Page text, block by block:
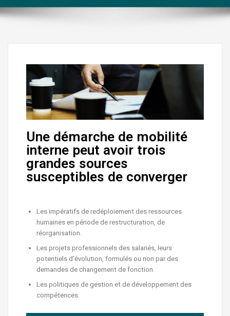
Une démarche de mobilité
interne peut avoir trois
grandes sources
susceptibles de converger
Les impératifs de redéploiement des ressources
humaines en période de restructuration, de
réorganisation.
Les projets professionnels des salariés, leurs
potentiels d’évolution, formulés ou non par des
demandes de changement de fonction.
Les politiques de gestion et de développement des
compétences.